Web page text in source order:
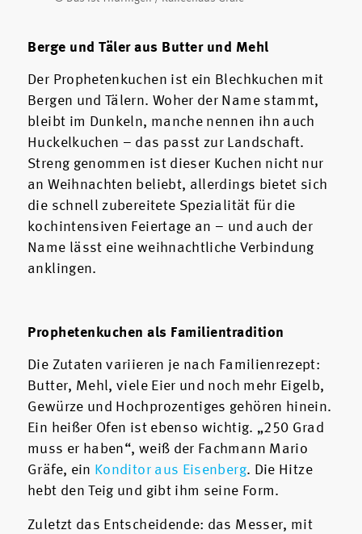
Berge und Täler aus Butter und Mehl
Der Prophetenkuchen ist ein Blechkuchen mit
Bergen und Tälern. Woher der Name stammt,
bleibt im Dunkeln, manche nennen ihn auch
Huckelkuchen – das passt zur Landschaft.
Streng genommen ist dieser Kuchen nicht nur
an Weihnachten beliebt, allerdings bietet sich
die schnell zubereitete Spezialität für die
kochintensiven Feiertage an – und auch der
Name lässt eine weihnachtliche Verbindung
anklingen.
Prophetenkuchen als Familientradition
Die Zutaten variieren je nach Familienrezept:
Butter, Mehl, viele Eier und noch mehr Eigelb,
Gewürze und Hochprozentiges gehören hinein.
Ein heißer Ofen ist ebenso wichtig. „250 Grad
muss er haben“, weiß der Fachmann Mario
Gräfe, ein Konditor aus Eisenberg. Die Hitze
hebt den Teig und gibt ihm seine Form.
Zuletzt das Entscheidende: das Messer, mit